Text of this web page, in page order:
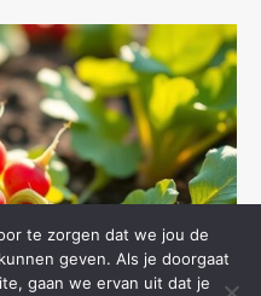
te zorgen dat we jou de
geven. Als je doorgaat
gaan we ervan uit dat je